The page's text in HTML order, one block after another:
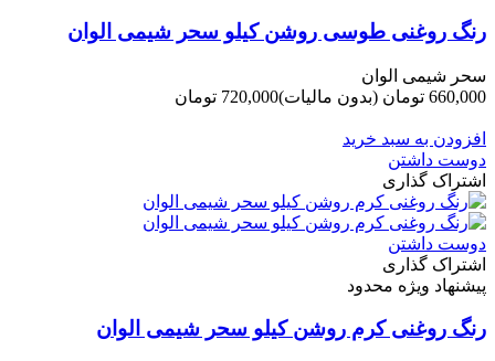
رنگ روغنی طوسی روشن کیلو سحر شیمی الوان
سحر شیمی الوان
660,000 تومان
(بدون مالیات)720,000 تومان
افزودن به سبد خرید
دوست داشتن
اشتراک گذاری
دوست داشتن
اشتراک گذاری
پیشنهاد ویژه محدود
رنگ روغنی کرم روشن کیلو سحر شیمی الوان